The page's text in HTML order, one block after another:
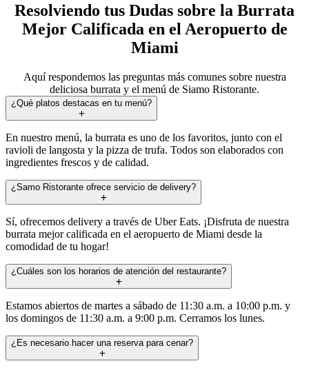
Resolviendo tus Dudas sobre la Burrata
Mejor Calificada en el Aeropuerto de
Miami
Aquí respondemos las preguntas más comunes sobre nuestra
deliciosa burrata y el menú de Siamo Ristorante.
¿Qué platos destacas en tu menú?
En nuestro menú, la burrata es uno de los favoritos, junto con el
ravioli de langosta y la pizza de trufa. Todos son elaborados con
ingredientes frescos y de calidad.
¿Samo Ristorante ofrece servicio de delivery?
Sí, ofrecemos delivery a través de Uber Eats. ¡Disfruta de nuestra
burrata mejor calificada en el aeropuerto de Miami desde la
comodidad de tu hogar!
¿Cuáles son los horarios de atención del restaurante?
Estamos abiertos de martes a sábado de 11:30 a.m. a 10:00 p.m. y
los domingos de 11:30 a.m. a 9:00 p.m. Cerramos los lunes.
¿Es necesario hacer una reserva para cenar?